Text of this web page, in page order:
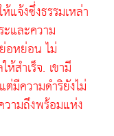
แจ้งซึ่งธรรมเหล่า
และความ
อหย่อน ไม่
สำเร็จ. เขามี
มีความดำริยังไม่
วามถึงพร้อมแห่ง